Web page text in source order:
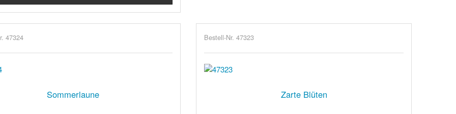
47324
Sommerlaune
Bestell-Nr. 47323
Zarte Blüten